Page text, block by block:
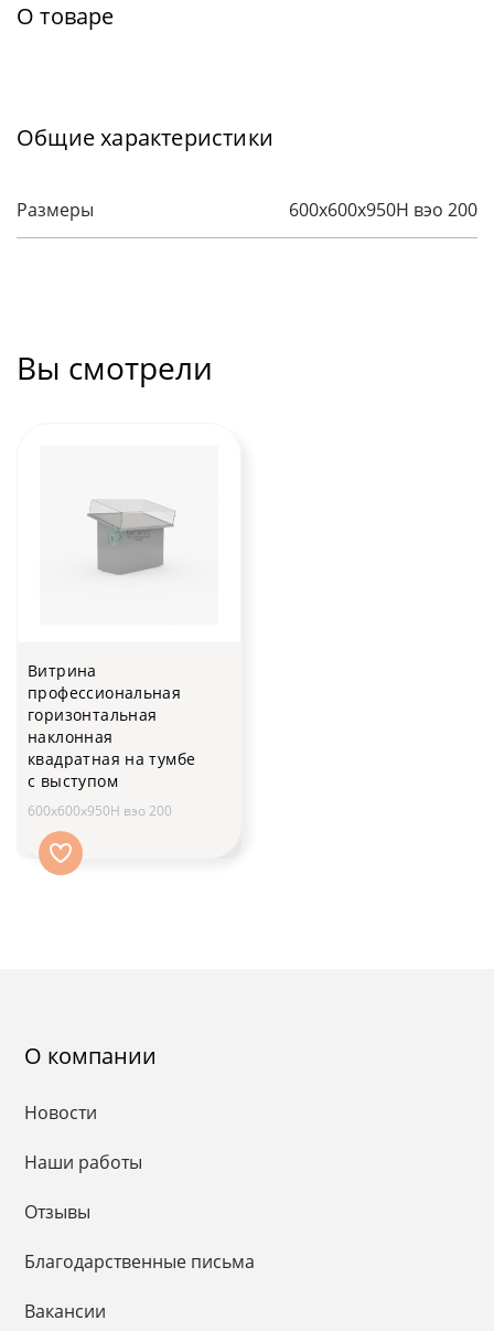
О товаре
Общие характеристики
Размеры 600x600x950H вэо 200
Вы смотрели
Витрина
профессиональная
горизонтальная
наклонная
квадратная на тумбе
с выступом
600x600x950H вэо 200
О компании
Новости
Наши работы
Отзывы
Благодарственные письма
Вакансии